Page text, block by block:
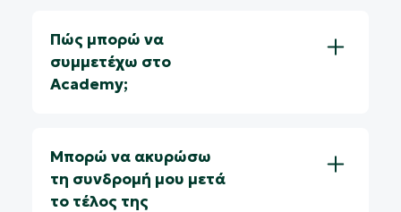
Πώς μπορώ να
συμμετέχω στο
Academy;
Μπορώ να ακυρώσω
τη συνδρομή μου μετά
το τέλος της